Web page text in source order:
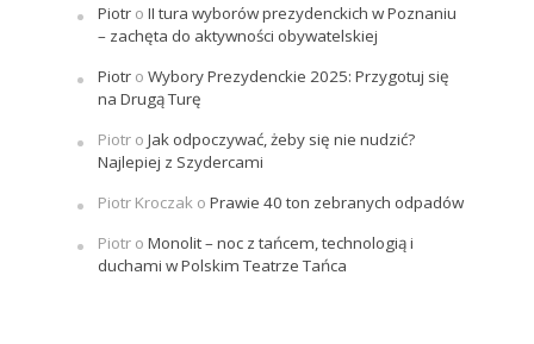
Piotro II tura wyborów prezydenckich w Poznaniu
– zachęta do aktywności obywatelskiej
Piotro Wybory Prezydenckie 2025: Przygotuj się
na Drugą Turę
Piotro Jak odpoczywać, żeby się nie nudzić?
Najlepiej z Szydercami
Piotr Kroczak o Prawie 40 ton zebranych odpadów
Piotro Monolit – noc z tańcem, technologią i
duchami w Polskim Teatrze Tańca